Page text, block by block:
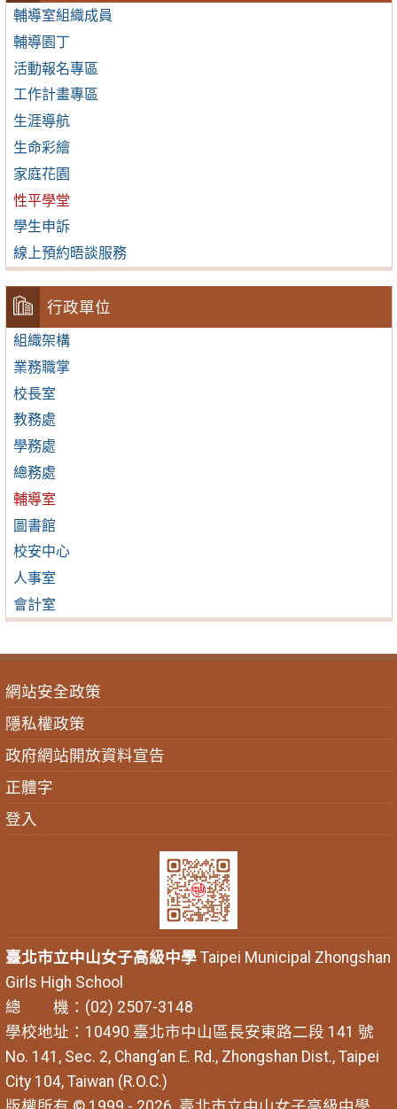
輔導室組織成員
輔導園丁
活動報名專區
工作計畫專區
生涯導航
生命彩繪
家庭花園
性平學堂
學生申訴
線上預約晤談服務
行政單位
組織架構
業務職掌
校長室
教務處
學務處
總務處
輔導室
圖書館
校安中心
人事室
會計室
網站安全政策
隱私權政策
政府網站開放資料宣告
正體字
登入
臺北市立中山女子高級中學Taipei Municipal Zhongshan
Girls High School
總 機：(02) 2507-3148
學校地址：10490 臺北市中山區長安東路二段 141 號
No. 141, Sec. 2, Chang’an E. Rd., Zhongshan Dist., Taipei
City 104, Taiwan (R.O.C.)